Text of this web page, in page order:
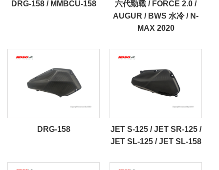
DRG-158 / MMBCU-158
六代勁戰 / FORCE 2.0 /
AUGUR / BWS 水冷 / N-
MAX 2020
DRG-158
JET S-125 / JET SR-125 /
JET SL-125 / JET SL-158